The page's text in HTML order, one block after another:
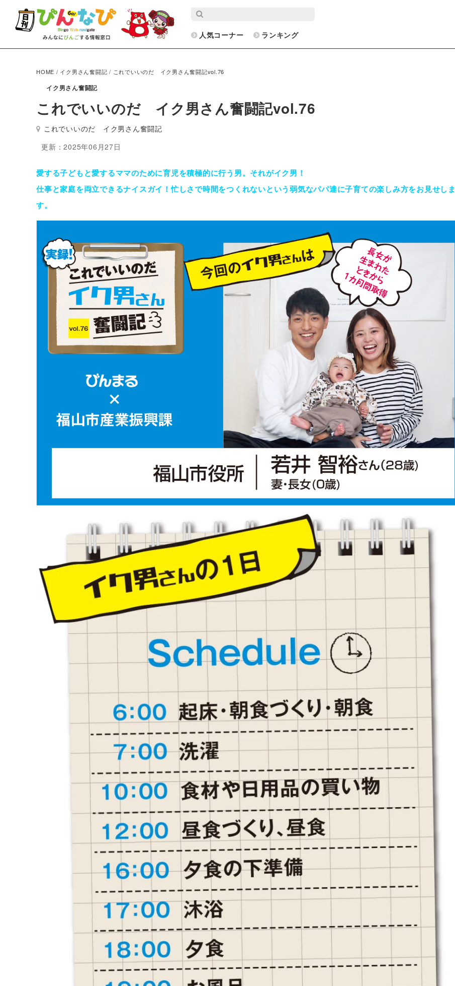
人気コーナー ランキング
HOME / イク男さん奮闘記 / これでいいのだ イク男さん奮闘記vol.76
イク男さん奮闘記
これでいいのだ イク男さん奮闘記vol.76
これでいいのだ イク男さん奮闘記
更新：2025年06月27日
愛する子どもと愛するママのために育児を積極的に行う男。それがイク男！
仕事と家庭を両立できるナイスガイ！忙しさで時間をつくれないという弱気なパパ達に子育ての楽しみ方をお見せしま
す。